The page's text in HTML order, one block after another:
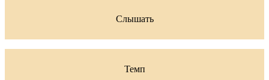
Слышать
Темп